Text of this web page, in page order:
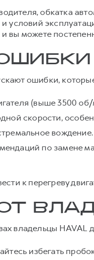
обкатка
и условий
вы можете
ошибки,
(выше 3500
скорости,
вождение.
по замене
к перегреву
владельцы
избегать